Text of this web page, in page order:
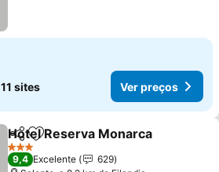
11 sites Ver preços
PartilharAdicionar aos favoritos
Hotel Reserva Monarca
3 Estrelas
9,4 Excelente
629